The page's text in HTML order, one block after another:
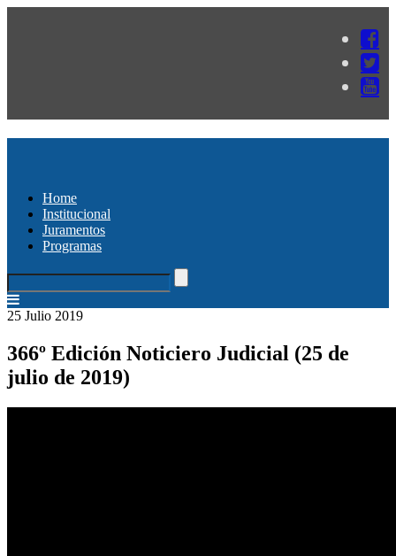
Home
Institucional
Juramentos
Programas
25 Julio 2019
366º Edición Noticiero Judicial (25 de
julio de 2019)